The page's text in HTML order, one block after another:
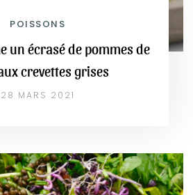
POISSONS
un écrasé de pommes de
crevettes grises
28 MARS 2021